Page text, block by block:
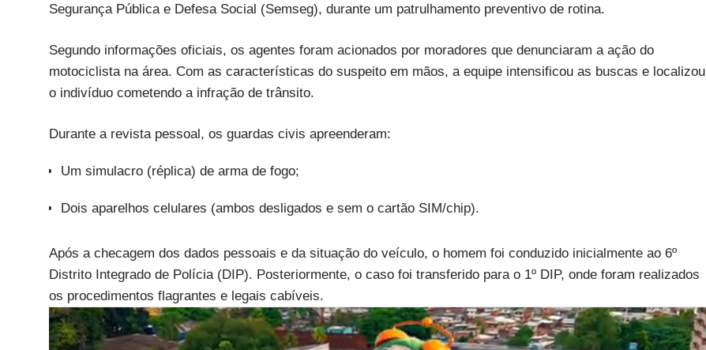
Segurança Pública e Defesa Social (Semseg), durante um patrulhamento preventivo de rotina.
Segundo informações oficiais, os agentes foram acionados por moradores que denunciaram a ação do
motociclista na área. Com as características do suspeito em mãos, a equipe intensificou as buscas e localizou
o indivíduo cometendo a infração de trânsito.
Durante a revista pessoal, os guardas civis apreenderam:
Um simulacro (réplica) de arma de fogo;
Dois aparelhos celulares (ambos desligados e sem o cartão SIM/chip).
Após a checagem dos dados pessoais e da situação do veículo, o homem foi conduzido inicialmente ao 6º
Distrito Integrado de Polícia (DIP). Posteriormente, o caso foi transferido para o 1º DIP, onde foram realizados
os procedimentos flagrantes e legais cabíveis.